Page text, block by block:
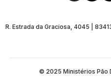
R. Estrada da Graciosa, 4045 |
© 2025 Ministérios Pão